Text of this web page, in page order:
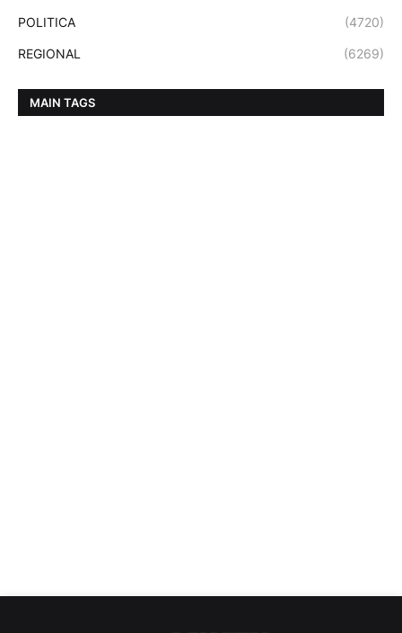
POLITICA (4720)
REGIONAL (6269)
MAIN TAGS